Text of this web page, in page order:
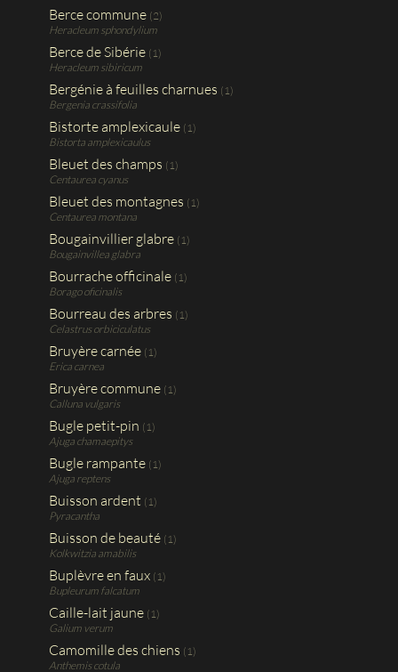
Berce commune (2)
Heracleum sphondylium
Berce de Sibérie (1)
Heracleum sibiricum
Bergénie à feuilles charnues (1)
Bergenia crassifolia
Bistorte amplexicaule (1)
Bistorta amplexicaulus
Bleuet des champs (1)
Centaurea cyanus
Bleuet des montagnes (1)
Centaurea montana
Bougainvillier glabre (1)
Bougainvillea glabra
Bourrache officinale (1)
Borago oficinalis
Bourreau des arbres (1)
Celastrus orbiciculatus
Bruyère carnée (1)
Erica carnea
Bruyère commune (1)
Calluna vulgaris
Bugle petit-pin (1)
Ajuga chamaepitys
Bugle rampante (1)
Ajuga reptens
Buisson ardent (1)
Pyracantha
Buisson de beauté (1)
Kolkwitzia amabilis
Buplèvre en faux (1)
Bupleurum falcatum
Caille-lait jaune (1)
Galium verum
Camomille des chiens (1)
Anthemis cotula